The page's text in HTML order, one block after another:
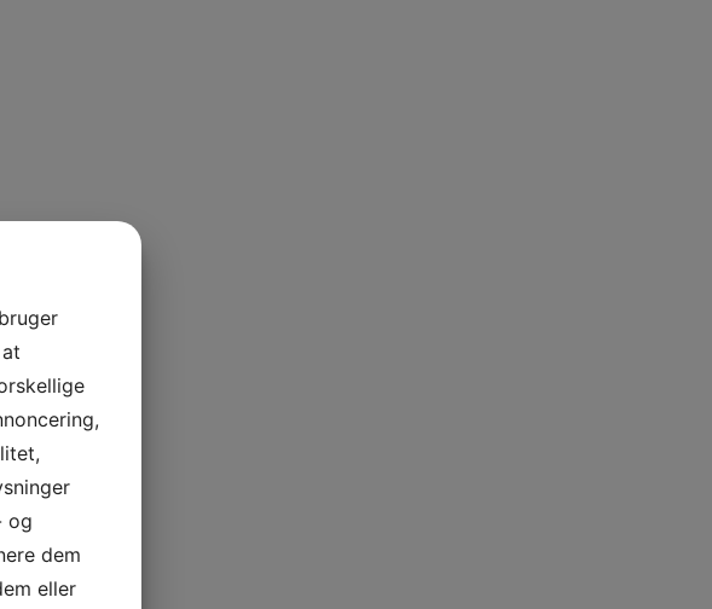
og
dem
eller